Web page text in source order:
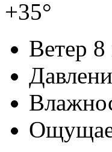
+35°
Ветер 8